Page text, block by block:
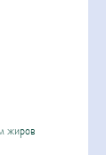
жиров